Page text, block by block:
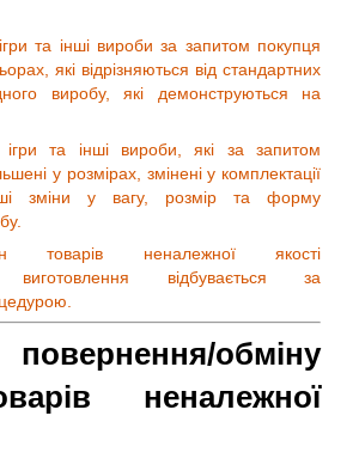
та інші вироби за запитом покупця
які відрізняються від стандартних
виробу, які демонструються на
та інші вироби, які за запитом
у розмірах, змінені у комплектації
зміни у вагу, розмір та форму
товарів неналежної якості
виготовлення відбувається за
обміну
неналежної